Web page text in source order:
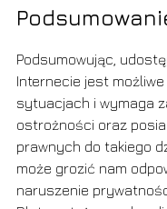
Podsumowując,
Internecie jest
sytuacjach i wymaga
ostrożności oraz
prawnych do takiego
może grozić nam
naruszenie